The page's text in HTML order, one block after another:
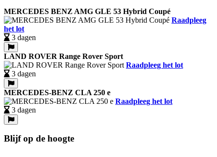
MERCEDES BENZ AMG GLE 53 Hybrid Coupé
Raadpleeg
het lot
3 dagen
LAND ROVER Range Rover Sport
Raadpleeg het lot
3 dagen
MERCEDES-BENZ CLA 250 e
Raadpleeg het lot
3 dagen
Blijf op de hoogte